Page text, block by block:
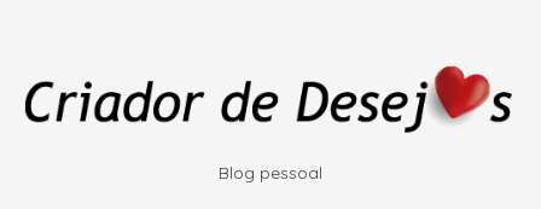
Blog pessoal